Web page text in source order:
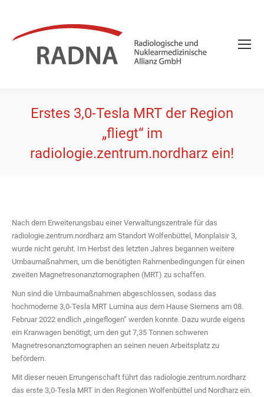
Erstes 3,0-Tesla MRT der Region
„fliegt“ im
radiologie.zentrum.nordharz ein!
Nach dem Erweiterungsbau einer Verwaltungszentrale für das
radiologie.zentrum.nordharz am Standort Wolfenbüttel, Monplaisir 3,
wurde nicht geruht. Im Herbst des letzten Jahres begannen weitere
Umbaumaßnahmen, um die benötigten Rahmenbedingungen für einen
zweiten Magnetresonanztomographen (MRT) zu schaffen.
Nun sind die Umbaumaßnahmen abgeschlossen, sodass das
hochmoderne 3,0-Tesla MRT Lumina aus dem Hause Siemens am 08.
Februar 2022 endlich „eingeflogen“ werden konnte. Dazu wurde eigens
ein Kranwagen benötigt, um den gut 7,35 Tonnen schweren
Magnetresonanztomographen an seinen neuen Arbeitsplatz zu
befördern.
Mit dieser neuen Errungenschaft führt das radiologie.zentrum.nordharz
das erste 3,0-Tesla MRT in den Regionen Wolfenbüttel und Nordharz ein.